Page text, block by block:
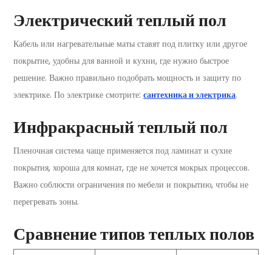
Электрический теплый пол
Кабель или нагревательные маты ставят под плитку или другое
покрытие, удобны для ванной и кухни, где нужно быстрое
решение. Важно правильно подобрать мощность и защиту по
электрике. По электрике смотрите: сантехника и электрика.
Инфракрасный теплый пол
Пленочная система чаще применяется под ламинат и сухие
покрытия, хороша для комнат, где не хочется мокрых процессов.
Важно соблюсти ограничения по мебели и покрытию, чтобы не
перегревать зоны.
Сравнение типов теплых полов